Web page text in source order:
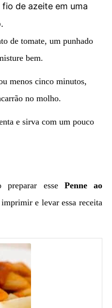
de azeite em uma
de tomate, um punhado
bem.
menos cinco minutos,
no molho.
e sirva com um pouco
preparar esse Penne ao
e levar essa receita